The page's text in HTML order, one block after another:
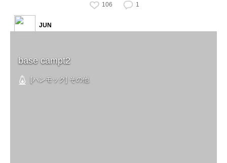
106 1
base campt2
[ハンモック] その他
JUN